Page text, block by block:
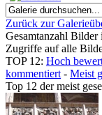
Zurück zur
Gesamtanzahl
Zugriffe auf alle
TOP 12: Hoch
kommentiert - Meist
Top 12 der meist